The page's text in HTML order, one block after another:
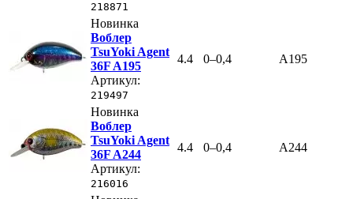
218871
Новинка
Воблер
TsuYoki Agent
36F A195
Артикул:
219497
4.4 0–0,4 A195
Новинка
Воблер
TsuYoki Agent
36F A244
Артикул:
216016
4.4 0–0,4 A244